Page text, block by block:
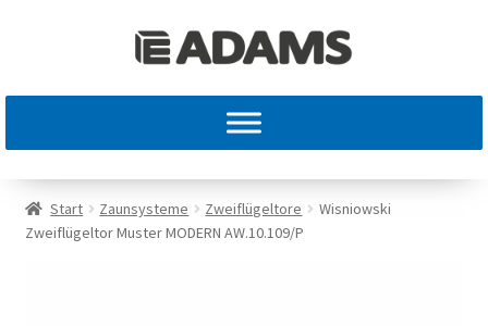
Start Zaunsysteme Zweiflügeltore
Wisniowski
Zweiflügeltor Muster MODERN AW.10.109/P